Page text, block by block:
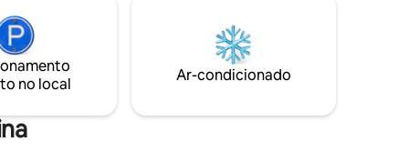
no local
Ar-condicionado